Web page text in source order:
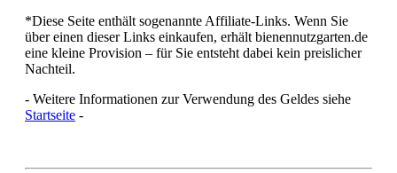
*Diese Seite enthält sogenannte Affiliate-Links. Wenn Sie
über einen dieser Links einkaufen, erhält bienennutzgarten.de
eine kleine Provision – für Sie entsteht dabei kein preislicher
Nachteil.
- Weitere Informationen zur Verwendung des Geldes siehe
Startseite -